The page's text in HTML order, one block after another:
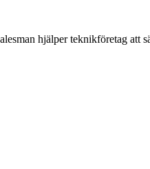
hjälper teknikföretag att